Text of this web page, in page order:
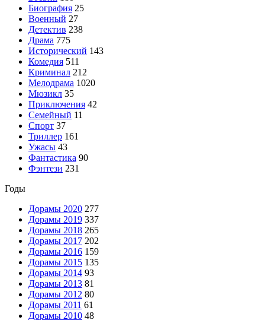
Биография 25
Военный 27
Детектив 238
Драма 775
Исторический 143
Комедия 511
Криминал 212
Мелодрама 1020
Мюзикл 35
Приключения 42
Семейный 11
Спорт 37
Триллер 161
Ужасы 43
Фантастика 90
Фэнтези 231
Годы
Дорамы 2020 277
Дорамы 2019 337
Дорамы 2018 265
Дорамы 2017 202
Дорамы 2016 159
Дорамы 2015 135
Дорамы 2014 93
Дорамы 2013 81
Дорамы 2012 80
Дорамы 2011 61
Дорамы 2010 48